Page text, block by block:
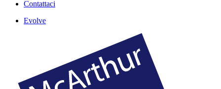
Contattaci
Evolve